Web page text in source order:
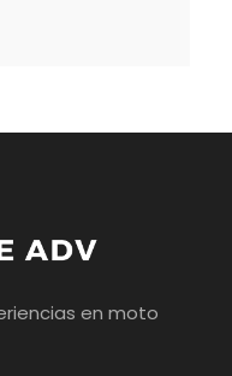
en moto